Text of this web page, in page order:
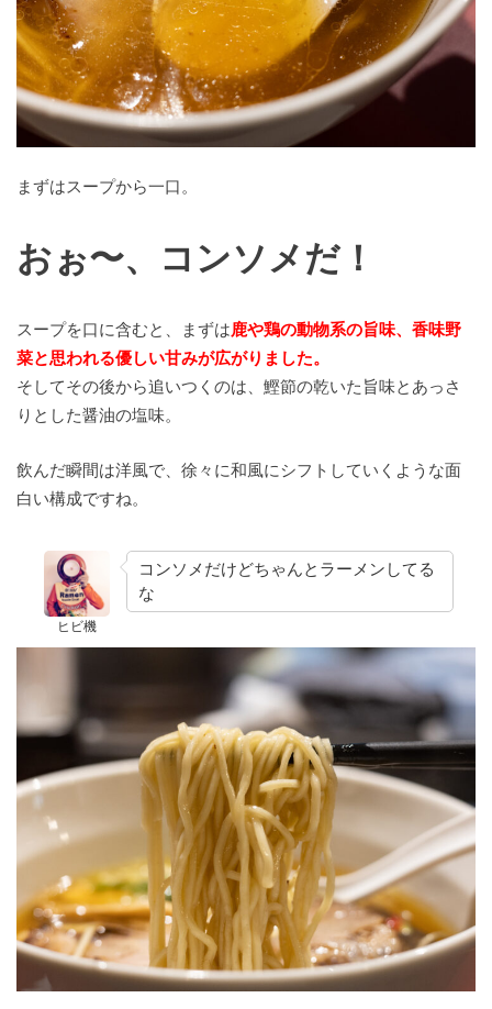
まずはスープから一口。
おぉ〜、コンソメだ！
スープを口に含むと、まずは鹿や鶏の動物系の旨味、香味野
菜と思われる優しい甘みが広がりました。
そしてその後から追いつくのは、鰹節の乾いた旨味とあっさ
りとした醤油の塩味。
飲んだ瞬間は洋風で、徐々に和風にシフトしていくような面
白い構成ですね。
ヒビ機
コンソメだけどちゃんとラーメンしてる
な